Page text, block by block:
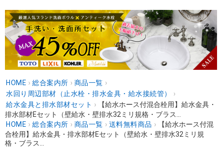
HOME › 総合案内所 › 商品一覧 ›
水回り周辺部材（止水栓・排水金具・給水接続管）
›
給水金具と排水部材セット ›
【給水ホース付混合栓用】給水金具・
排水部材Eセット（壁給水・壁排水32ミリ規格・ブラス...
HOME › 総合案内所 › 商品一覧 › 送料無料商品 ›
【給水ホース付混
合栓用】給水金具・排水部材Eセット（壁給水・壁排水32ミリ規
格・ブラス...